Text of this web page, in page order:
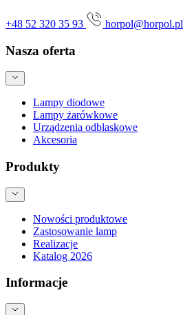
+48 52 320 35 93 horpol@horpol.pl
Nasza oferta
Lampy diodowe
Lampy żarówkowe
Urządzenia odblaskowe
Akcesoria
Produkty
Nowości produktowe
Zastosowanie lamp
Realizacje
Katalog 2026
Informacje